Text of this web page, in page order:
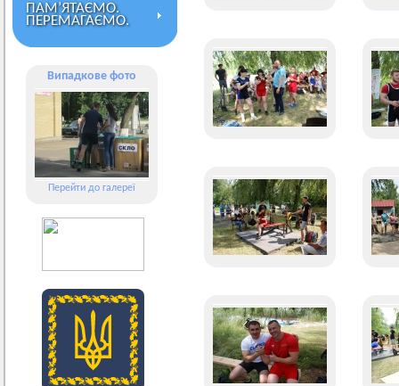
ПАМ’ЯТАЄМО.
ПЕРЕМАГАЄМО.
Випадкове фото
Перейти до галереї